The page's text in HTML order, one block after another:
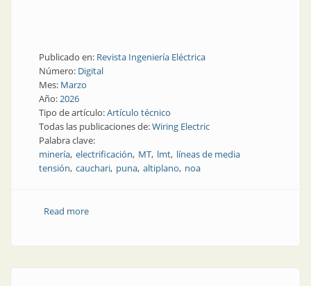
Publicado en: Revista Ingeniería Eléctrica
Número: Digital
Mes: Marzo
Año:2026
Tipo de artículo:Artículo técnico
Todas las publicaciones de:Wiring Electric
Palabra clave:
minería electrificación MT lmt líneas de media
tensión cauchari puna altiplano noa
Read moreabout Criterios para el diseño de redes eléctricas de